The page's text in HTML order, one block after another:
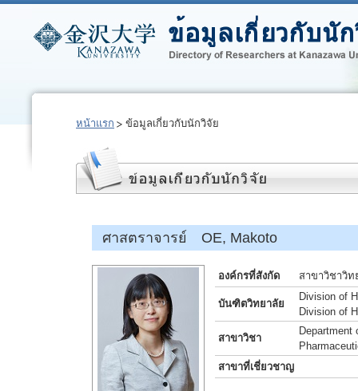
หน้าแรก ข้อมูลเกี่ยวกับนักวิจัย
ศาสตราจารย์ OE, Makoto
องค์กรที่สังกัด สาขาวิชาวิ
บันฑิตวิทยาลัย
Division of
Division of
สาขาวิชา
Department
สาขาที่เชี่ยวชาญ